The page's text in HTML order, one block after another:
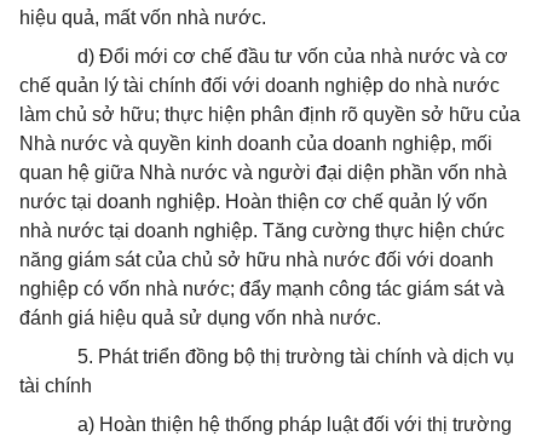
hiệu quả, mất vốn nhà nước.
d) Đổi mới cơ chế đầu tư vốn của nhà nước và cơ
chế quản lý tài chính đối với doanh nghiệp do nhà nước
làm chủ sở hữu; thực hiện phân định rõ quyền sở hữu của
Nhà nước và quyền kinh doanh của doanh nghiệp, mối
quan hệ giữa Nhà nước và người đại diện phần vốn nhà
nước tại doanh nghiệp. Hoàn thiện cơ chế quản lý vốn
nhà nước tại doanh nghiệp. Tăng cường thực hiện chức
năng giám sát của chủ sở hữu nhà nước đối với doanh
nghiệp có vốn nhà nước; đẩy mạnh công tác giám sát và
đánh giá hiệu quả sử dụng vốn nhà nước.
5. Phát triển đồng bộ thị trường tài chính và dịch vụ
tài chính
a) Hoàn thiện hệ thống pháp luật đối với thị trường